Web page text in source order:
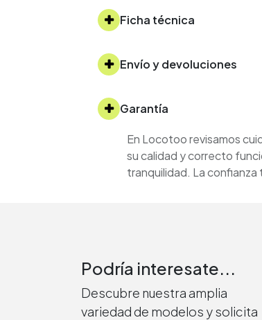
Ficha técnica
Envío y devoluciones
Garantía
En Locotoo revisamos
su calidad y correcto
tranquilidad. La confianza
Podría interesate...
Descubre nuestra amplia
variedad de modelos y solicita